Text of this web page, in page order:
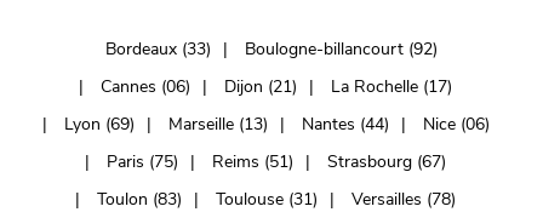
Bordeaux (33)
Boulogne-billancourt (92)
Cannes (06)
Dijon (21)
La Rochelle (17)
Lyon (69)
Marseille (13) Nantes (44)
Nice (06)
Paris (75)
Reims (51)
Strasbourg (67)
Toulon (83)
Toulouse (31) Versailles (78)